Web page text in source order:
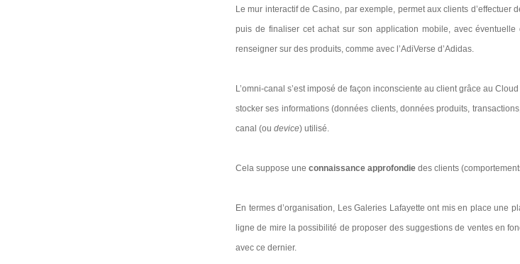
Le mur interactif de Casino, par exemple, permet aux clients d’effectuer
puis de finaliser cet achat sur son application mobile, avec
renseigner sur des produits, comme avec l’AdiVerse d’Adidas.
L’omni-canal s’est imposé de façon inconsciente au client grâce au
stocker ses informations (données clients, données produits,
canal (ou device) utilisé.
Cela suppose une connaissance approfondie des clients
En termes d’organisation, Les Galeries Lafayette ont mis en place une
ligne de mire la possibilité de proposer des suggestions de ventes en
avec ce dernier.